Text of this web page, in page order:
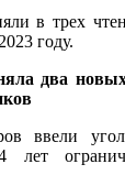
в трех
году.
два
лет